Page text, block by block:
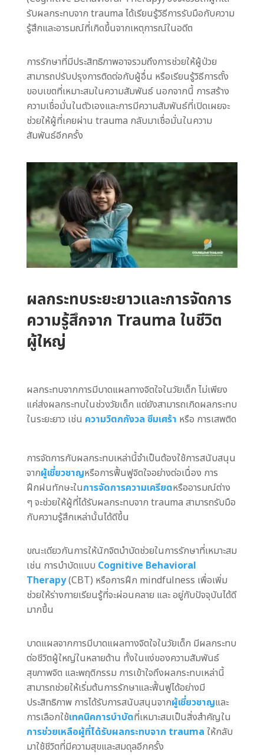
รับผลกระทบจาก trauma ได้เรียนรู้วิธีการรับมือกับความ
รู้สึกและอารมณ์ที่เกิดขึ้นจากเหตุการณ์ในอดีต
การรักษาที่มีประสิทธิภาพอาจรวมถึงการช่วยให้ผู้ป่วย
สามารถปรับปรุงการติดต่อกับผู้อื่น หรือเรียนรู้วิธีการตั้ง
ขอบเขตที่เหมาะสมในความสัมพันธ์ นอกจากนี้ การสร้าง
ความเชื่อมั่นในตัวเองและการมีความสัมพันธ์ที่เปิดเผยจะ
ช่วยให้ผู้ที่เคยผ่าน trauma กลับมาเชื่อมั่นในความ
สัมพันธ์อีกครั้ง
ผลกระทบระยะยาวและการจัดการ
ความรู้สึกจาก Trauma ในชีวิต
ผู้ใหญ่
ผลกระทบจากการมีบาดแผลทางจิตใจในวัยเด็ก ไม่เพียง
แค่ส่งผลกระทบในช่วงวัยเด็ก แต่ยังสามารถเกิดผลกระทบ
ในระยะยาว เช่น ความวิตกกังวล ซึมเศร้า หรือ การเสพติด
การจัดการกับผลกระทบเหล่านี้จำเป็นต้องใช้การสนับสนุน
จากผู้เชี่ยวชาญหรือการฟื้นฟูจิตใจอย่างต่อเนื่อง การ
ฝึกฝนทักษะในการจัดการความเครียดหรืออารมณ์ต่าง
ๆ จะช่วยให้ผู้ที่ได้รับผลกระทบจาก trauma สามารถรับมือ
กับความรู้สึกเหล่านั้นได้ดีขึ้น
ขณะเดียวกันการให้นักจิตบำบัดช่วยในการรักษาที่เหมาะสม
เช่น การบำบัดแบบ Cognitive Behavioral
Therapy(CBT) หรือการฝึก mindfulness เพื่อเพิ่ม
ช่วยให้ร่างกายเรียนรู้ที่จะผ่อนคลาย และ อยู่กับปัจจุบันได้ดี
มากขึ้น
บาดแผลจากการมีบาดแผลทางจิตใจในวัยเด็ก มีผลกระทบ
ต่อชีวิตผู้ใหญ่ในหลายด้าน ทั้งในแง่ของความสัมพันธ์
สุขภาพจิต และพฤติกรรม การเข้าใจถึงผลกระทบเหล่านี้
สามารถช่วยให้เริ่มต้นการรักษาและฟื้นฟูได้อย่างมี
ประสิทธิภาพ การได้รับการสนับสนุนจากผู้เชี่ยวชาญและ
การเลือกใช้เทคนิคการบำบัดที่เหมาะสมเป็นสิ่งสำคัญใน
การช่วยเหลือผู้ที่ได้รับผลกระทบจาก trauma ให้กลับ
มาใช้ชีวิตที่มีความสุขและสมดุลอีกครั้ง